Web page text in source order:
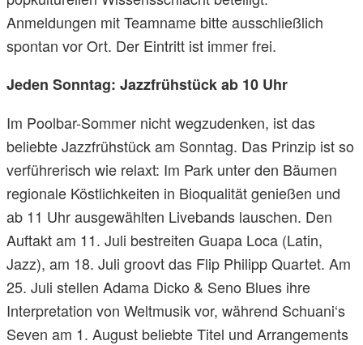
Anmeldungen mit Teamname bitte ausschließlich
spontan vor Ort. Der Eintritt ist immer frei.
Jeden Sonntag: Jazzfrühstück ab 10 Uhr
Im Poolbar-Sommer nicht wegzudenken, ist das
beliebte Jazzfrühstück am Sonntag. Das Prinzip ist so
verführerisch wie relaxt: Im Park unter den Bäumen
regionale Köstlichkeiten in Bioqualität genießen und
ab 11 Uhr ausgewählten Livebands lauschen. Den
Auftakt am 11. Juli bestreiten Guapa Loca (Latin,
Jazz), am 18. Juli groovt das Flip Philipp Quartet. Am
25. Juli stellen Adama Dicko & Seno Blues ihre
Interpretation von Weltmusik vor, während Schuani‘s
Seven am 1. August beliebte Titel und Arrangements